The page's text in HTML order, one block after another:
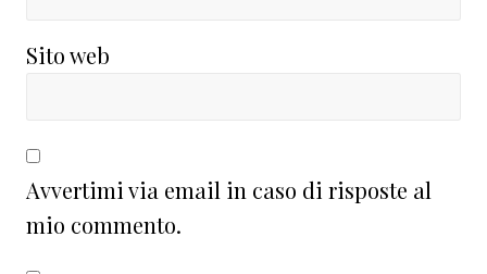
Sito web
Avvertimi via email in caso di risposte al
mio commento.